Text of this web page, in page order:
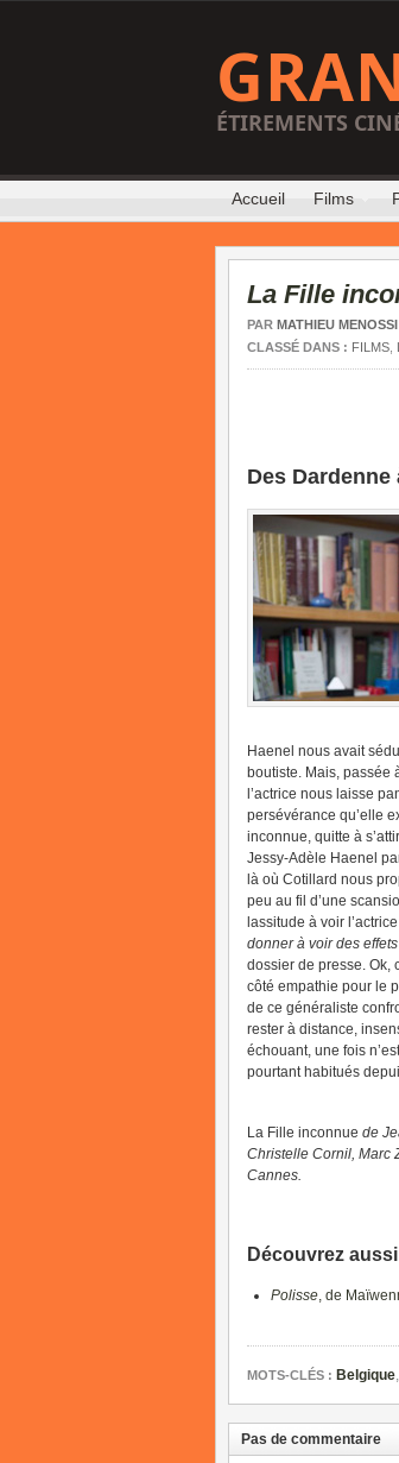
ÉTIREMENTS
Accueil Films
La Fille
PAR MATHIEU MENOSSI
CLASSÉ DANS : FILMS
Des Dardenne
Haenel nous avait
boutiste. Mais, passée
l’actrice nous laisse
persévérance qu’elle
inconnue, quitte à
Jessy-Adèle Haenel
là où Cotillard nous
peu au fil d’une
lassitude à voir
donner à voir des
dossier de presse. Ok,
côté empathie pour le
de ce généraliste
rester à distance,
échouant, une fois
pourtant habitués
La Fille inconnue de
Christelle Cornil, Marc
Cannes.
Découvrez
Polisse, de
MOTS-CLÉS : Belgique,
Pas de commentaire